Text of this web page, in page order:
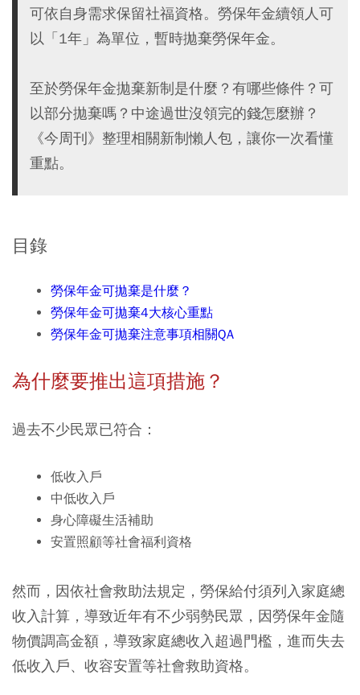
可依自身需求保留社福資格。勞保年金續領人可
以「1年」為單位，暫時拋棄勞保年金。
至於勞保年金拋棄新制是什麼？有哪些條件？可
以部分拋棄嗎？中途過世沒領完的錢怎麼辦？
《今周刊》整理相關新制懶人包，讓你一次看懂
重點。
目錄
勞保年金可拋棄是什麼？
勞保年金可拋棄4大核心重點
勞保年金可拋棄注意事項相關QA
為什麼要推出這項措施？
過去不少民眾已符合：
低收入戶
中低收入戶
身心障礙生活補助
安置照顧等社會福利資格
然而，因依社會救助法規定，勞保給付須列入家庭總
收入計算，導致近年有不少弱勢民眾，因勞保年金隨
物價調高金額，導致家庭總收入超過門檻，進而失去
低收入戶、收容安置等社會救助資格。